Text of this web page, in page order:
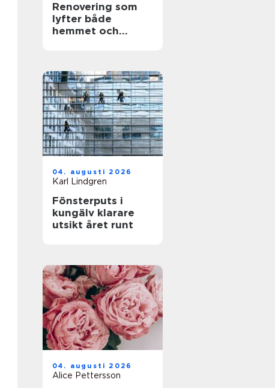
Renovering som
lyfter både
hemmet och
04. augusti 2026
Karl Lindgren
Fönsterputs i
kungälv klarare
utsikt året runt
04. augusti 2026
Alice Pettersson